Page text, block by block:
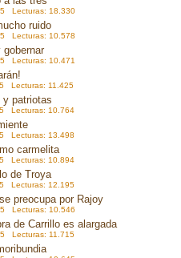
Lecturas: 18.330
ruido
Lecturas: 10.578
gobernar
Lecturas: 10.471
Lecturas: 11.425
y patriotas
Lecturas: 10.764
Lecturas: 13.498
carmelita
Lecturas: 10.894
de Troya
Lecturas: 12.195
preocupa por Rajoy
Lecturas: 10.546
de Carrillo es alargada
Lecturas: 11.715